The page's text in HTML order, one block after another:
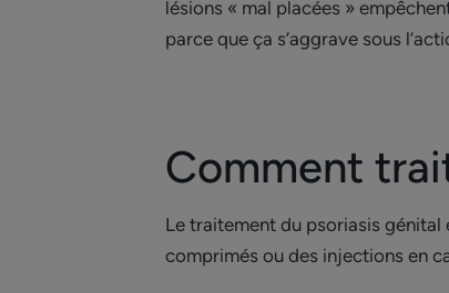
lésions « mal placées »
parce que ça s’aggrave sous
Comment
Le traitement du psoriasis génital
comprimés ou des injections en